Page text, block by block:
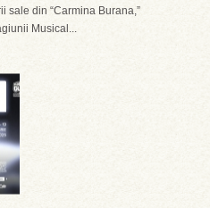
sale din “Carmina Burana,”
Musical...